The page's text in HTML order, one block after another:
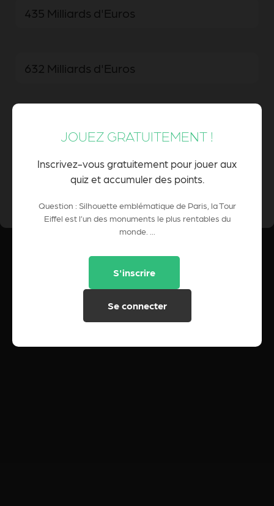
435 Milliards d'Euros
632 Milliards d'Euros
POINTS CUMULÉS : 0 Pts
JOUEZ GRATUITEMENT !
Inscrivez-vous gratuitement pour jouer aux
quiz et accumuler des points.
Question : Silhouette emblématique de Paris, la Tour
Eiffel est l’un des monuments le plus rentables du
monde. ...
S'inscrire
Se connecter